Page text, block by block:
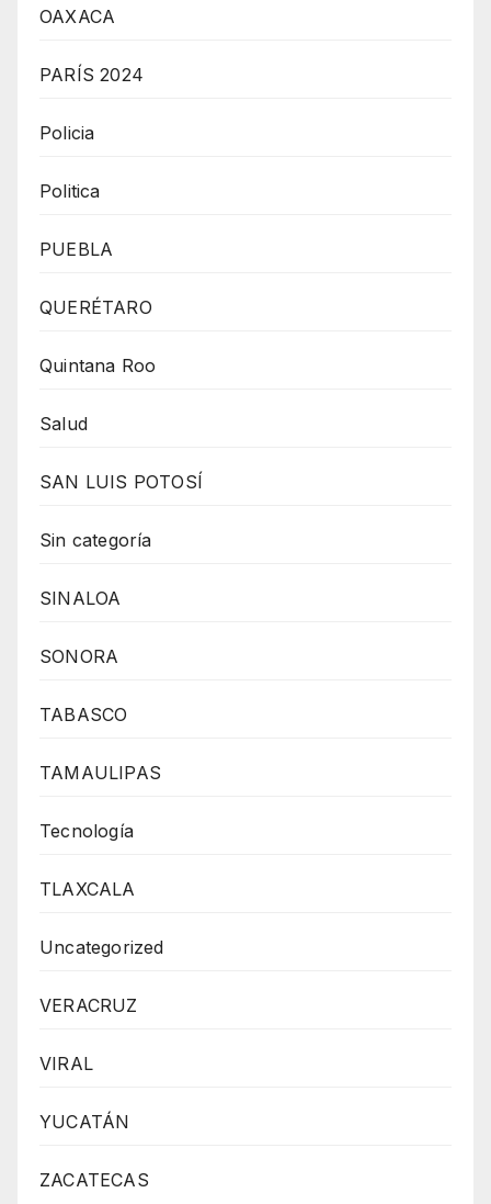
OAXACA
PARÍS 2024
Policia
Politica
PUEBLA
QUERÉTARO
Quintana Roo
Salud
SAN LUIS POTOSÍ
Sin categoría
SINALOA
SONORA
TABASCO
TAMAULIPAS
Tecnología
TLAXCALA
Uncategorized
VERACRUZ
VIRAL
YUCATÁN
ZACATECAS